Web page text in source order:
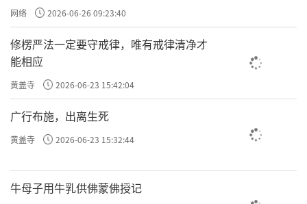
网络 2026-06-26 09:23:40
修楞严法一定要守戒律，唯有戒律清净才
能相应
黄盖寺 2026-06-23 15:42:04
广行布施，出离生死
黄盖寺 2026-06-23 15:32:44
牛母子用牛乳供佛蒙佛授记